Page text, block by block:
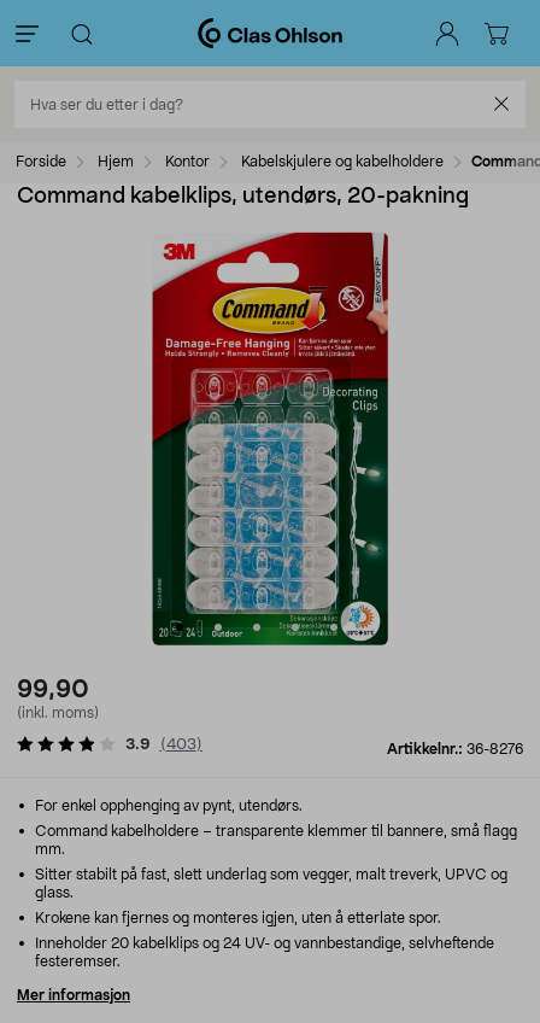
Forside Hjem Kontor Kabelskjulere og kabelholdere
Command kabelklips, utendørs, 20-pakning
99,90
(inkl. moms)
Artikkelnr.: 36-8276
3.9 (403)
For enkel opphenging av pynt, utendørs.
Command kabelholdere – transparente klemmer til bannere, små flagg
mm.
Sitter stabilt på fast, slett underlag som vegger, malt treverk, UPVC og
glass.
Krokene kan fjernes og monteres igjen, uten å etterlate spor.
Inneholder 20 kabelklips og 24 UV- og vannbestandige, selvheftende
festeremser.
Mer informasjon